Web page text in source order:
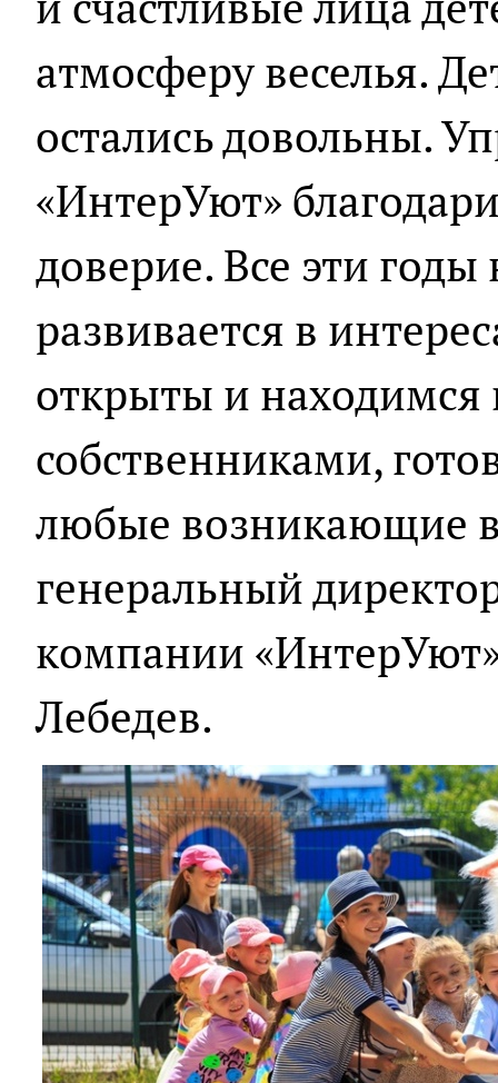
атмосферу веселья.
остались довольны.
«ИнтерУют»
доверие. Все эти
развивается в
открыты и находимся
собственниками,
любые возникающие
генеральный
компании
Лебедев.